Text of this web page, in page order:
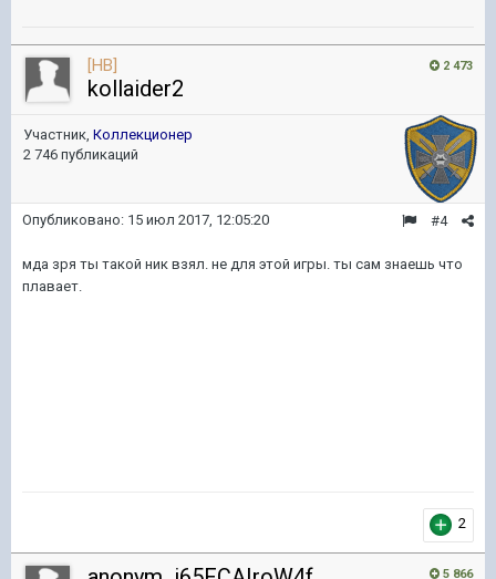
2 473
[HB]
kollaider2
Участник, Коллекционер
2 746 публикаций
#4
Опубликовано: 15 июл 2017, 12:05:20
мда зря ты такой ник взял. не для этой игры. ты сам знаешь что
плавает.
2
5 866